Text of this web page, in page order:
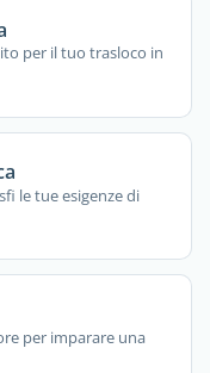
per il tuo trasloco in
le tue esigenze di
per imparare una